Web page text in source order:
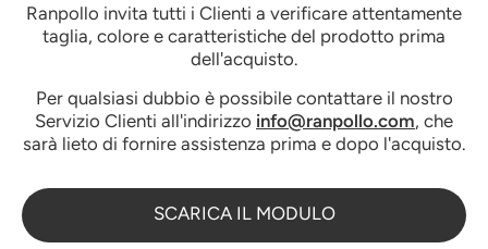
Ranpollo invita tutti i Clienti a verificare attentamente
taglia, colore e caratteristiche del prodotto prima
dell'acquisto.
Per qualsiasi dubbio è possibile contattare il nostro
Servizio Clienti all'indirizzo info@ranpollo.com, che
sarà lieto di fornire assistenza prima e dopo l'acquisto.
SCARICA IL MODULO